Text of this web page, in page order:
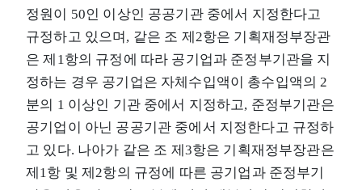
정원이 50인 이상인 공공기관 중에서 지정한다고
규정하고 있으며, 같은 조 제2항은 기획재정부장관
은 제1항의 규정에 따라 공기업과 준정부기관을 지
정하는 경우 공기업은 자체수입액이 총수입액의 2
분의 1 이상인 기관 중에서 지정하고, 준정부기관은
공기업이 아닌 공공기관 중에서 지정한다고 규정하
고 있다. 나아가 같은 조 제3항은 기획재정부장관은
제1항 및 제2항의 규정에 따른 공기업과 준정부기